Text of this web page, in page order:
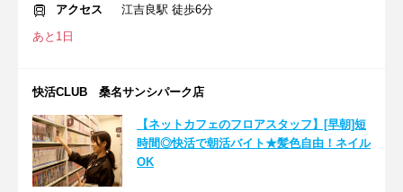
アクセス
江吉良駅 徒歩6分
あと1日
快活CLUB 桑名サンシパーク店
【ネットカフェのフロアスタッフ】[早朝]短
時間◎快活で朝活バイト★髪色自由！ネイル
OK